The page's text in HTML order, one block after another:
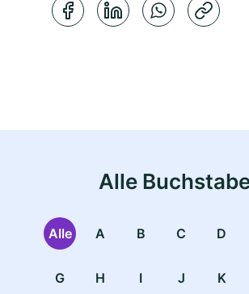
Alle
Alle A B C D
G H I J K